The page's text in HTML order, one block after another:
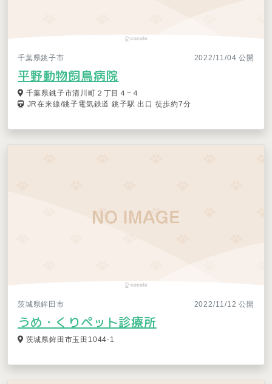
千葉県銚子市 2022/11/04 公開
平野動物飼鳥病院
千葉県銚子市清川町２丁目４−４
JR在来線/銚子電気鉄道 銚子駅 出口 徒歩約7分
茨城県鉾田市 2022/11/12 公開
うめ・くりペット診療所
茨城県鉾田市玉田1044-1